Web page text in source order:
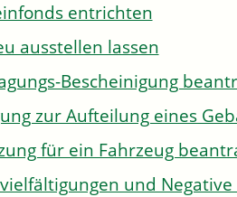
entrichten
ausstellen lassen
Bescheinigung
zur Aufteilung eines
für ein Fahrzeug
und